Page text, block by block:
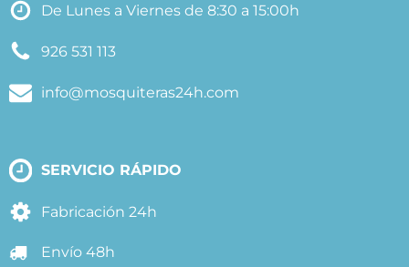
De Lunes a Viernes de 8:30 a 15:00h
926 531 113
info@mosquiteras24h.com
SERVICIO RÁPIDO
Fabricación 24h
Envío 48h